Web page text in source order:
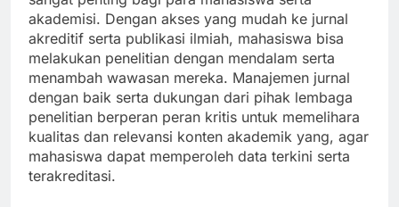
akademisi. Dengan akses yang mudah ke jurnal
akreditif serta publikasi ilmiah, mahasiswa bisa
melakukan penelitian dengan mendalam serta
menambah wawasan mereka. Manajemen jurnal
dengan baik serta dukungan dari pihak lembaga
penelitian berperan peran kritis untuk memelihara
kualitas dan relevansi konten akademik yang, agar
mahasiswa dapat memperoleh data terkini serta
terakreditasi.